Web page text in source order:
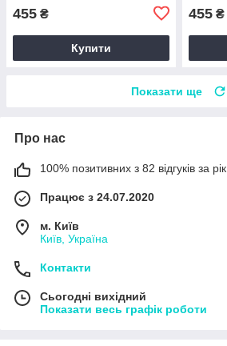
455 ₴
Купити
455 ₴
Показати ще
Про нас
100% позитивних з 82 відгуків за рік
Працює з 24.07.2020
м. Київ
Київ, Україна
Контакти
Сьогодні вихідний
Показати весь графік роботи